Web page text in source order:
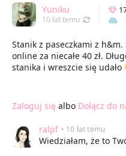
Yuniku
10 lat temu
Stanik z paseczkami z
online za niecałe 40 zł.
stanika i wreszcie się udało
Zaloguj się albo Dołącz do
ralpf • 10 lat temu
Wiedziałam, że to